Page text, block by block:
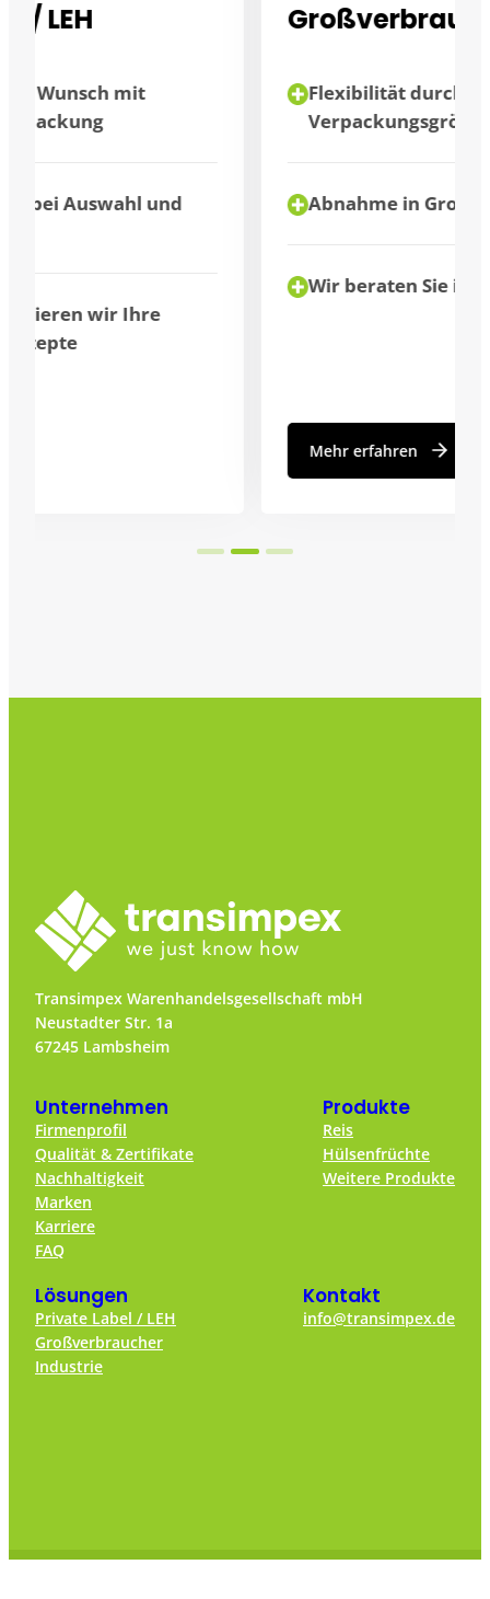
Großverbraucher
Flexibilität durch unterschiedliche
Verpackungsgrößen
Abnahme in Großmengen möglich
Wir beraten Sie individuell
Transimpex Warenhandelsgesellschaft mbH
Neustadter Str. 1a
67245 Lambsheim
Unternehmen
Firmenprofil
Qualität & Zertifikate
Nachhaltigkeit
Marken
Karriere
FAQ
Produkte
Reis
Hülsenfrüchte
Weitere Produkte
Lösungen
Private Label / LEH
Großverbraucher
Industrie
Kontakt
info@transimpex.de